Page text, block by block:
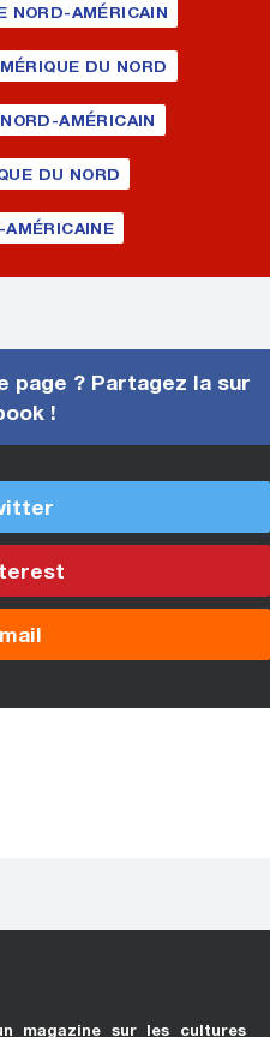
NORD-AMÉRICAIN
DU NORD
AMÉRICAIN
DU NORD
AMÉRICAINE
page ? Partagez la sur
!
magazine sur les cultures